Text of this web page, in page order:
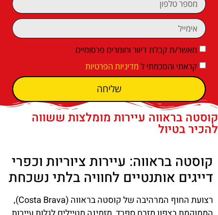
מאשר/ת קבלת דיוור וחומרים פרסומיים
קראתי והסכמתי ל מדיניות הפרטיות
שליחה
קוסטה בראווה עיירות מומלצות ששווה
להכיר בטיול
קוסטה בראווה: עיירות ציוריות וכפרי
דייגים אותנטיים לחוויה בלתי נשכחת
רצועת החוף המרהיבה של קוסטה בראווה (Costa Brava),